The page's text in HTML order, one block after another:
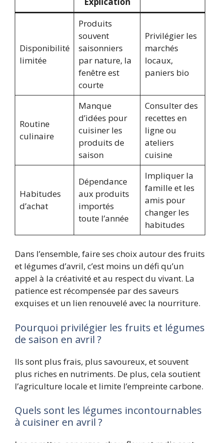
Disponibilité
limitée
Produits
souvent
saisonniers
par nature, la
fenêtre est
courte
Privilégier les
marchés
locaux,
paniers bio
Routine
culinaire
Manque
d’idées pour
cuisiner les
produits de
saison
Consulter des
recettes en
ligne ou
ateliers
cuisine
Habitudes
d’achat
Dépendance
aux produits
importés
toute l’année
Impliquer la
famille et les
amis pour
changer les
habitudes
Dans l’ensemble, faire ses choix autour des fruits
et légumes d’avril, c’est moins un défi qu’un
appel à la créativité et au respect du vivant. La
patience est récompensée par des saveurs
exquises et un lien renouvelé avec la nourriture.
Pourquoi privilégier les fruits et légumes
de saison en avril ?
Ils sont plus frais, plus savoureux, et souvent
plus riches en nutriments. De plus, cela soutient
l’agriculture locale et limite l’empreinte carbone.
Quels sont les légumes incontournables
à cuisiner en avril ?